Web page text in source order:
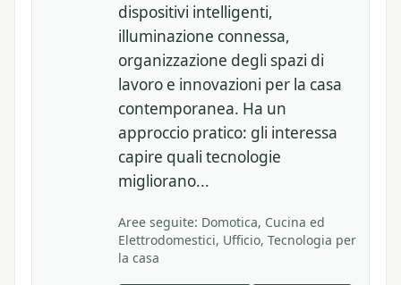
dispositivi intelligenti,
illuminazione connessa,
organizzazione degli spazi di
lavoro e innovazioni per la casa
contemporanea. Ha un
approccio pratico: gli interessa
capire quali tecnologie
migliorano...
Aree seguite: Domotica, Cucina ed
Elettrodomestici, Ufficio, Tecnologia per
la casa